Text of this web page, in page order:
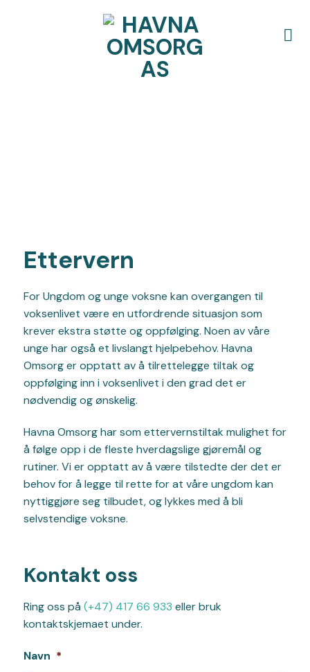
Ettervern
For Ungdom og unge voksne kan overgangen til
voksenlivet være en utfordrende situasjon som
krever ekstra støtte og oppfølging. Noen av våre
unge har også et livslangt hjelpebehov. Havna
Omsorg er opptatt av å tilrettelegge tiltak og
oppfølging inn i voksenlivet i den grad det er
nødvendig og ønskelig.
Havna Omsorg har som ettervernstiltak mulighet for
å følge opp i de fleste hverdagslige gjøremål og
rutiner. Vi er opptatt av å være tilstedte der det er
behov for å legge til rette for at våre ungdom kan
nyttiggjøre seg tilbudet, og lykkes med å bli
selvstendige voksne.
Kontakt oss
Ring oss på (+47) 417 66 933 eller bruk
kontaktskjemaet under.
Navn *